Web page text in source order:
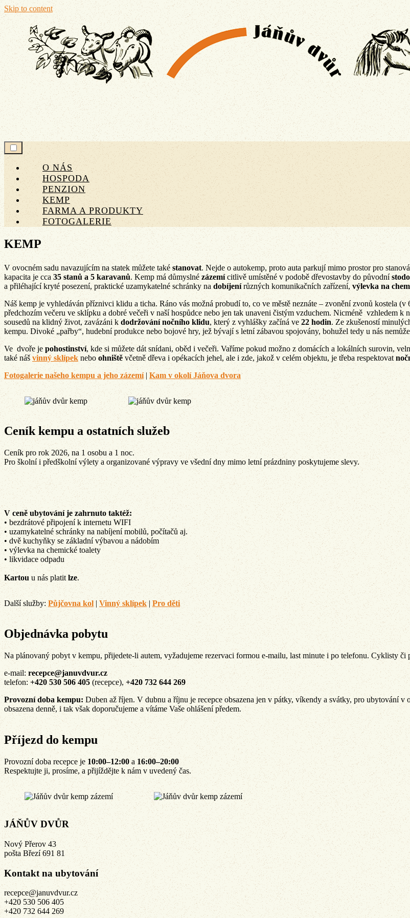
Skip to content
JÁŇŮV DVŮR
O NÁS
HOSPODA
PENZION
KEMP
FARMA A PRODUKTY
FOTOGALERIE
KEMP
V ovocném sadu navazujícím na statek můžete takéstanovat. Nejde o autokemp, proto auta parkují mimo prostor pro
kapacita je cca35 stanů a 5 karavanů. Kemp má důmyslnézázemícitlivě umístěné v podobě dřevostavby do původní
a přiléhající kryté posezení, praktické uzamykatelné schránky nadobíjenírůzných komunikačních zařízení,výlevka na
Náš kemp je vyhledáván příznivci klidu a ticha. Ráno vás možná probudí to, co ve městě neznáte – zvonění zvonů kostela
předchozím večeru ve sklípku a dobré večeři v naší hospůdce nebo jen tak unaveni čistým vzduchem. Nicméně vzhledem k
sousedů na klidný život, zavázáni k dodržování nočního klidu, který z vyhlášky začíná ve22 hodin. Ze zkušeností
kempu. Divoké „pařby“, hudební produkce nebo bojové hry, jež bývají s letní zábavou spojovány, bohužel tedy u nás
Ve dvoře je pohostinství, kde si můžete dát snídani, oběd i večeři. Vaříme pokud možno z domácích a lokálních surovin,
také nášvinný sklípeknebo ohništěvčetně dřeva i opékacích jehel, ale i zde, jakož v celém objektu, je třeba respektovat
Fotogalerie našeho kempu a jeho zázemí|Kam v okolí Jáňova dvora
Ceník kempu a ostatních služeb
Ceník pro rok 2026, na 1 osobu a 1 noc.
Pro školní i předškolní výlety a organizované výpravy ve všední dny mimo letní prázdniny poskytujeme slevy.
V ceně ubytování je zahrnuto taktéž:
• bezdrátové připojení k internetu WIFI
• uzamykatelné schránky na nabíjení mobilů, počítačů aj.
• dvě kuchyňky se základní výbavou a nádobím
• výlevka na chemické toalety
• likvidace odpadu
Kartou u nás platitlze.
Další služby:Půjčovna kol|Vinný sklípek|Pro děti
Objednávka pobytu
Na plánovaný pobyt v kempu, přijedete-li autem, vyžadujeme rezervaci formou e-mailu, last minute i po telefonu. Cyklisty
e-mail: recepce@januvdvur.cz
telefon:+420 530 506 405 (recepce), +420 732 644 269
Provozní doba kempu:Duben až říjen. V dubnu a říjnu je recepce obsazena jen v pátky, víkendy a svátky, pro ubytování v
obsazena denně, i tak však doporučujeme a vítáme Vaše ohlášení předem.
Příjezd do kempu
Provozní doba recepce je 10:00–12:00a16:00–20:00
Respektujte ji, prosíme, a přijíždějte k nám v uvedený čas.
JÁŇŮV DVŮR
Nový Přerov 43
pošta Březí 691 81
Kontakt na ubytování
recepce@januvdvur.cz
+420 530 506 405
+420 732 644 269